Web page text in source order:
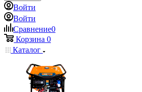
Войти
Войти
Сравнение0
Корзина 0
Каталог